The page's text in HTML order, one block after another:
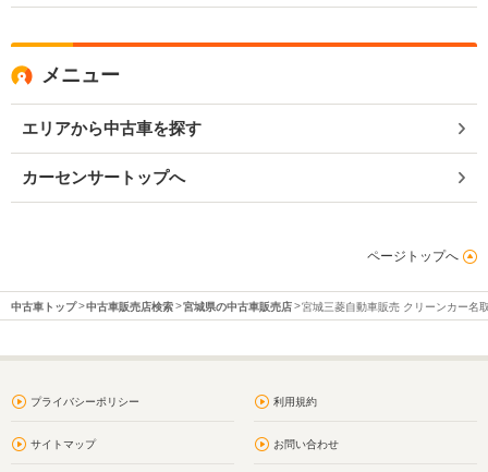
メニュー
エリアから中古車を探す
カーセンサートップへ
ページトップへ
中古車トップ 中古車販売店検索 宮城県の中古車販売店 宮城三菱自動車販売 クリーンカー名
プライバシーポリシー 利用規約
サイトマップ お問い合わせ